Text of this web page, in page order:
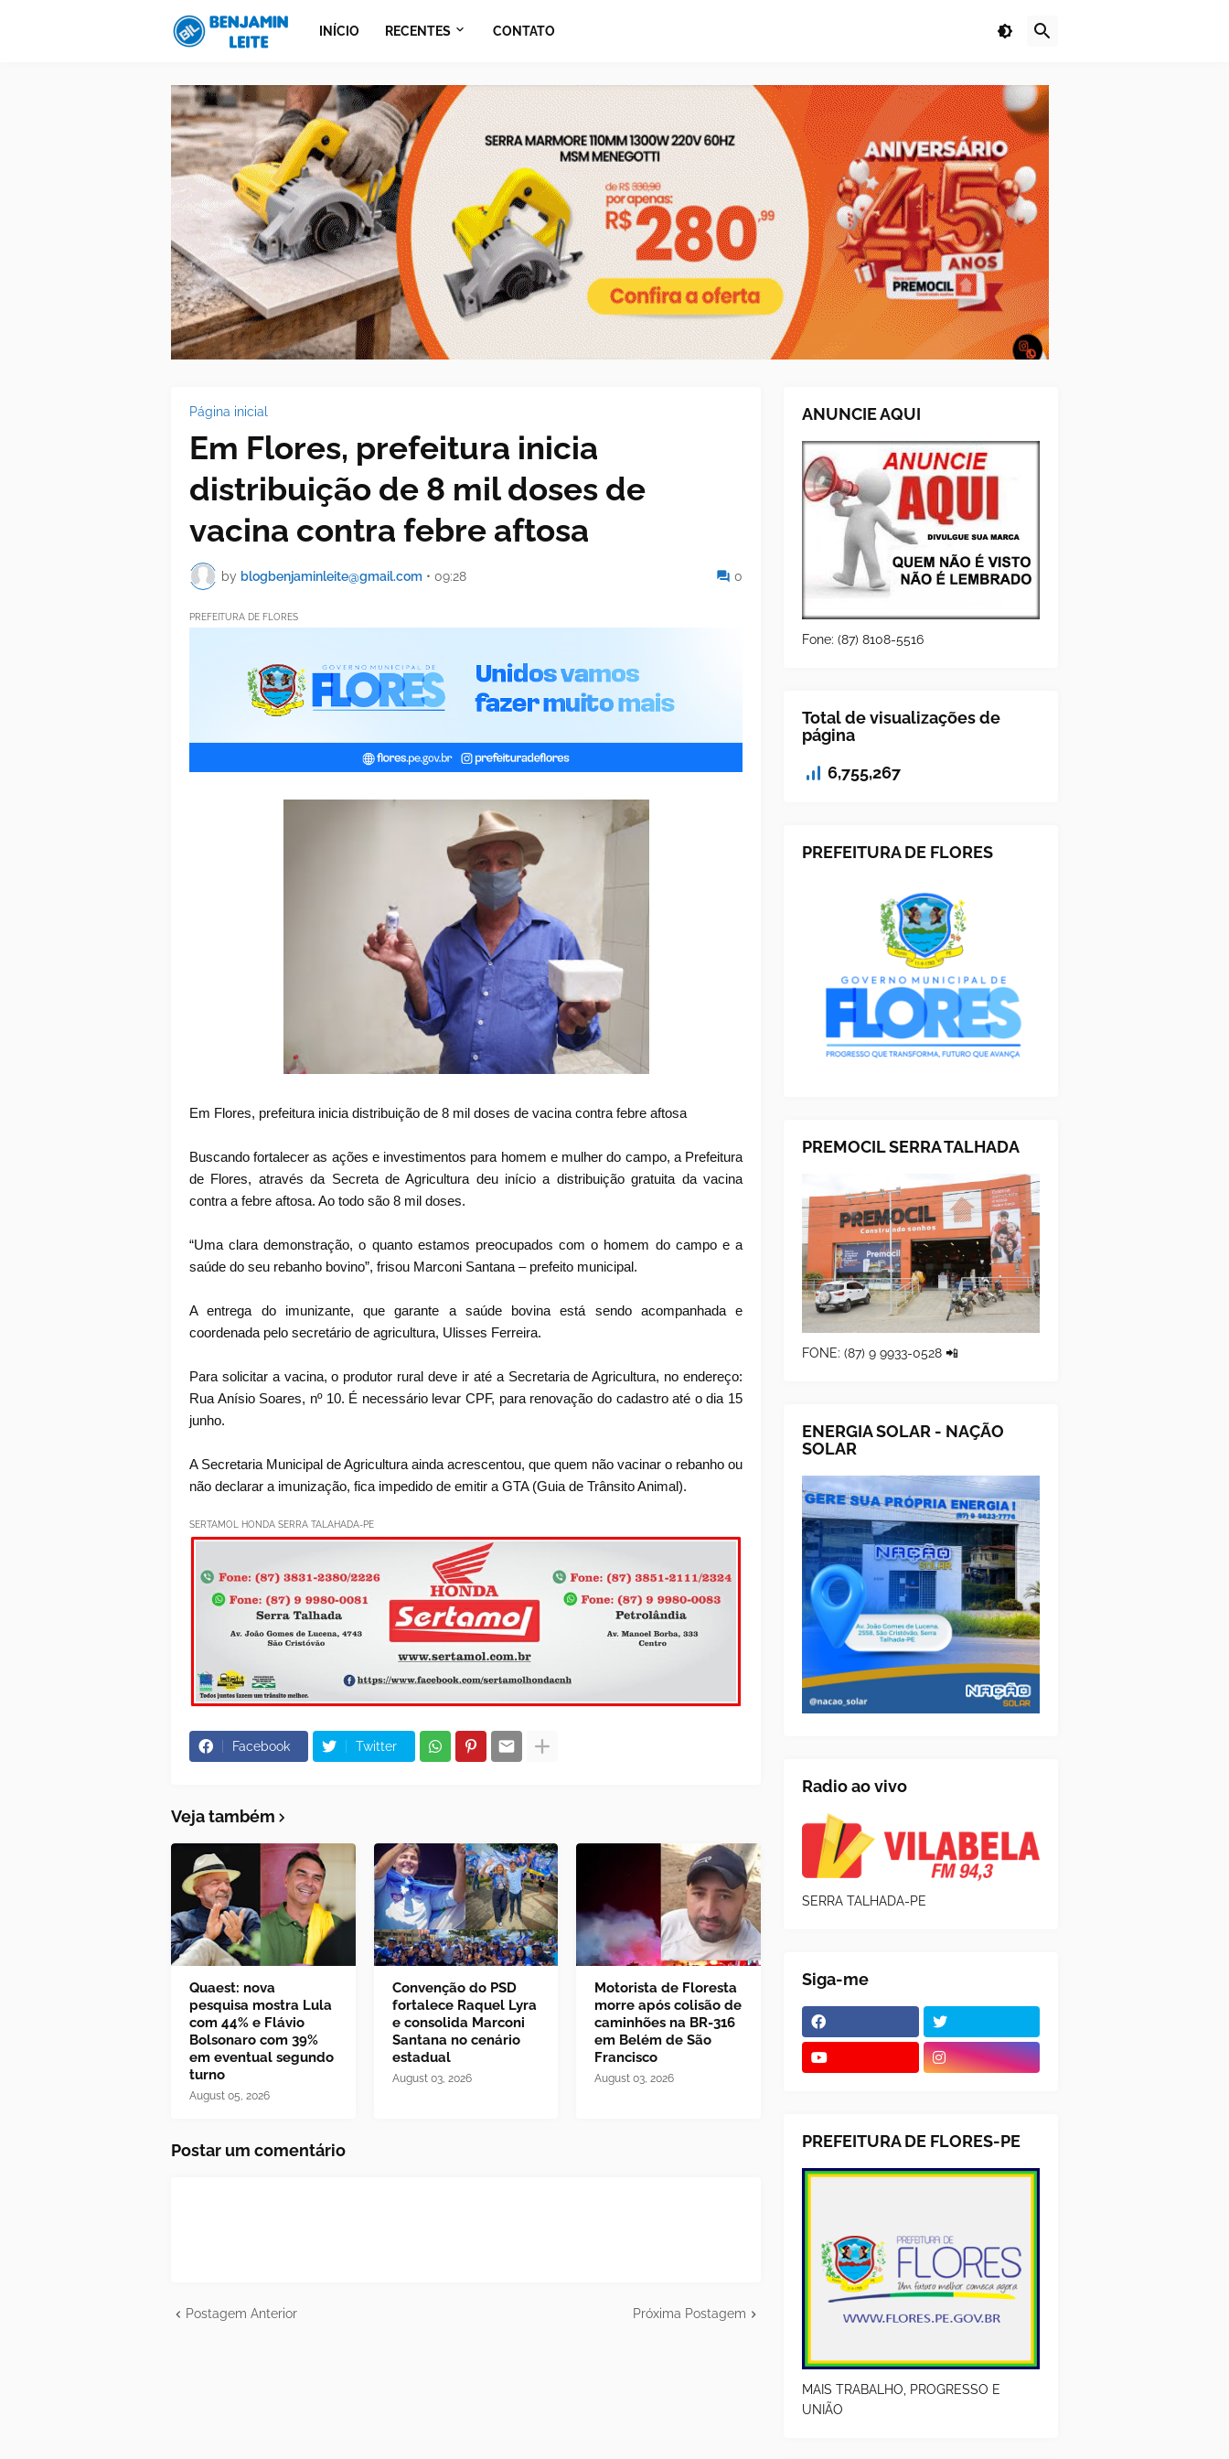
INÍCIO RECENTES CONTATO
Página inicial
Em Flores, prefeitura inicia
distribuição de 8 mil doses de
vacina contra febre aftosa
by blogbenjaminleite@gmail.com • 09:28 0
PREFEITURA DE FLORES
Em Flores, prefeitura inicia distribuição de 8 mil doses de vacina contra febre aftosa
Buscando fortalecer as ações e investimentos para homem e mulher do campo, a Prefeitura
de Flores, através da Secreta de Agricultura deu início a distribuição gratuita da vacina
contra a febre aftosa. Ao todo são 8 mil doses.
“Uma clara demonstração, o quanto estamos preocupados com o homem do campo e a
saúde do seu rebanho bovino”, frisou Marconi Santana – prefeito municipal.
A entrega do imunizante, que garante a saúde bovina está sendo acompanhada e
coordenada pelo secretário de agricultura, Ulisses Ferreira.
Para solicitar a vacina, o produtor rural deve ir até a Secretaria de Agricultura, no endereço:
Rua Anísio Soares, nº 10. É necessário levar CPF, para renovação do cadastro até o dia 15
junho.
A Secretaria Municipal de Agricultura ainda acrescentou, que quem não vacinar o rebanho ou
não declarar a imunização, fica impedido de emitir a GTA (Guia de Trânsito Animal).
SERTAMOL HONDA SERRA TALAHADA-PE
Facebook Twitter
Veja também
Quaest: nova
pesquisa mostra Lula
com 44% e Flávio
Bolsonaro com 39%
em eventual segundo
turno
August 05, 2026
Convenção do PSD
fortalece Raquel Lyra
e consolida Marconi
Santana no cenário
estadual
August 03, 2026
Motorista de Floresta
morre após colisão de
caminhões na BR-316
em Belém de São
Francisco
August 03, 2026
Postar um comentário
Postagem Anterior Próxima Postagem
ANUNCIE AQUI
Fone: (87) 8108-5516
Total de visualizações de
página
6,755,267
PREFEITURA DE FLORES
PREMOCIL SERRA TALHADA
FONE: (87) 9 9933-0528 📲
ENERGIA SOLAR - NAÇÃO
SOLAR
Radio ao vivo
SERRA TALHADA-PE
Siga-me
PREFEITURA DE FLORES-PE
MAIS TRABALHO, PROGRESSO E
UNIÃO